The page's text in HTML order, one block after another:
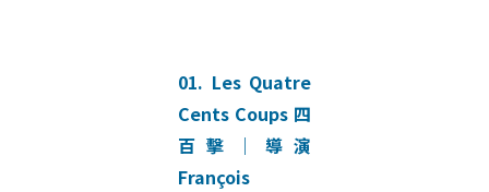
01. Les Quatre
Cents Coups 四
百擊｜導演
François